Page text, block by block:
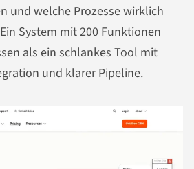
und welche Prozesse wirklich
System mit 200 Funktionen
als ein schlankes Tool mit
und klarer Pipeline.